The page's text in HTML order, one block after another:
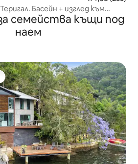
Басейн + изглед към
семейства къщи под
наем